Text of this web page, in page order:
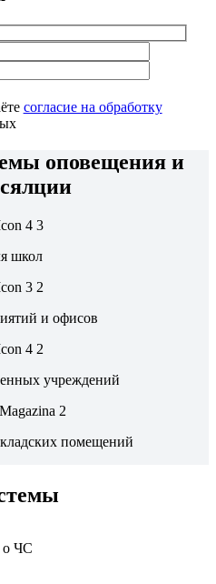
согласие на обработку
оповещения и
школ
и офисов
учреждений
помещений
о ЧС